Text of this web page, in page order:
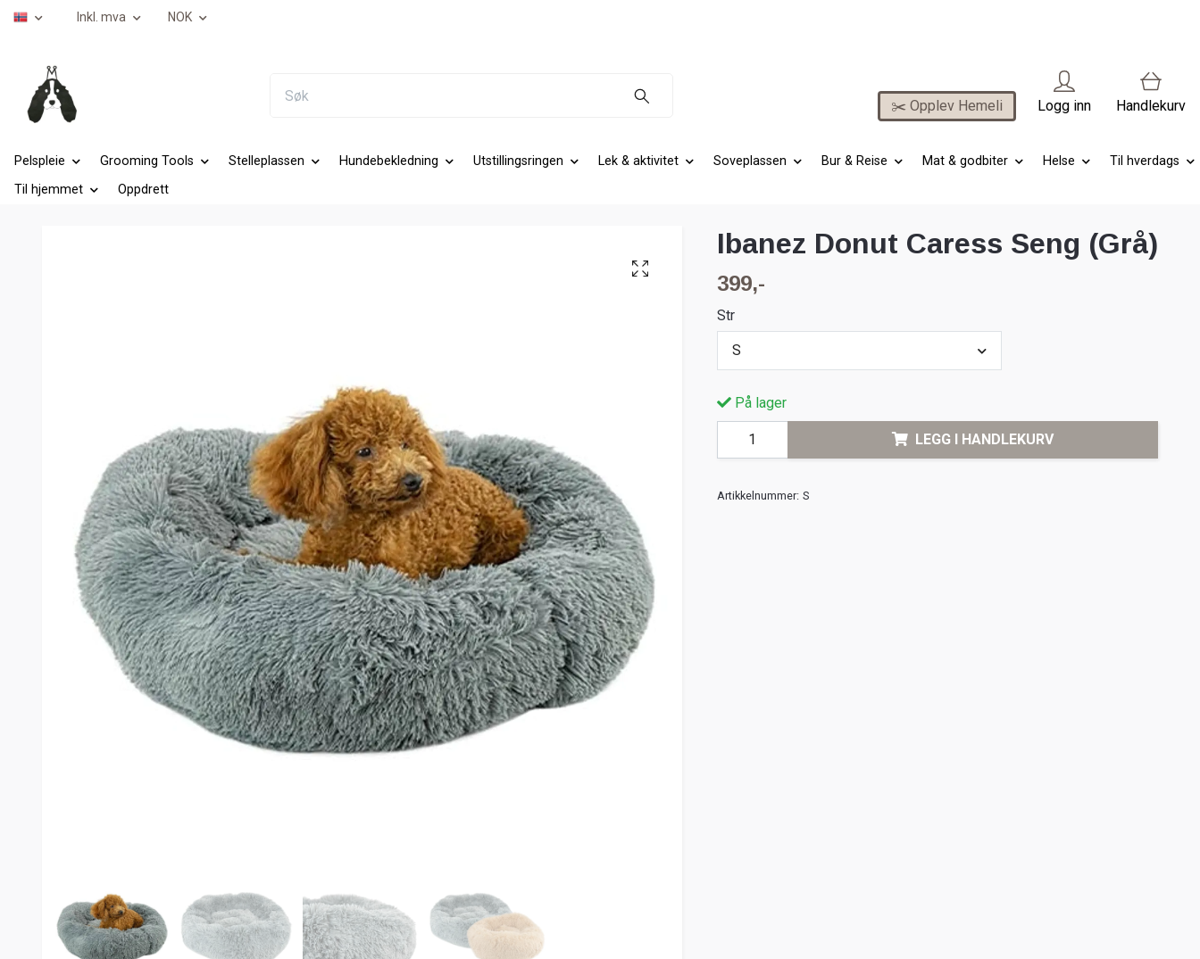
Inkl. mva NOK
✂️ Opplev Hemeli Logg inn Handlekurv
Pelspleie Grooming Tools Stelleplassen Hundebekledning Utstillingsringen Lek & aktivitet Soveplassen Bur & Reise Mat & godbiter Helse
Til hverdags
Til hjemmet
Oppdrett
Ibanez Donut Caress Seng (Grå)
399,-
Str
S
På lager
LEGG I HANDLEKURV
Artikkelnummer: S